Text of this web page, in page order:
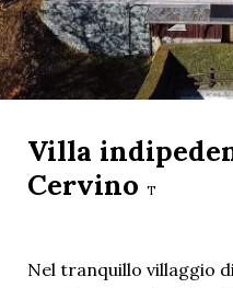
Villa
Cervino T
Nel tranquillo villaggio